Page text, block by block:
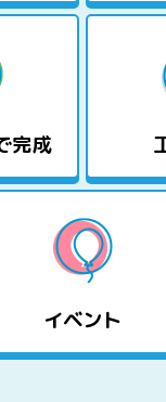
完成
イベント